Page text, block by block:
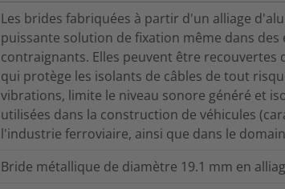
Les brides fabriquées à partir d'un alliage
puissante solution de fixation même dans
contraignants. Elles peuvent être
qui protège les isolants de câbles de tout
vibrations, limite le niveau sonore généré et
utilisées dans la construction de véhicules
l'industrie ferroviaire, ainsi que dans le
Bride métallique de diamètre 19.1 mm en